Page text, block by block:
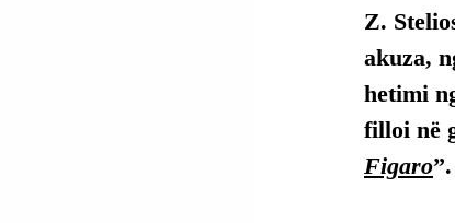
Z.
akuza,
hetimi
filloi në
Figaro”.